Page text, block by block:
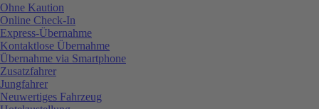
Ohne Kaution
Online Check-In
Express-Übernahme
Kontaktlose Übernahme
Übernahme via Smartphone
Zusatzfahrer
Jungfahrer
Neuwertiges Fahrzeug